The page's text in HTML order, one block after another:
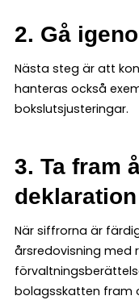
2. Gå
Nästa steg är att
hanteras också
bokslutsjusteringar.
3. Ta fram
deklaration
När siffrorna är
årsredovisning med
bolagsskatten fram